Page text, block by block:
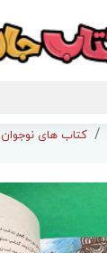
کتاب های نوجوان